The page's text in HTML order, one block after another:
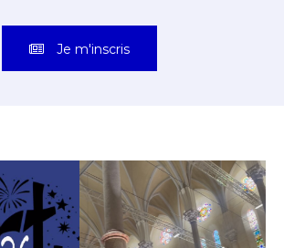
Je m'inscris